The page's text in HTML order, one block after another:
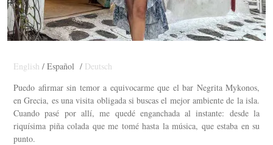
English / Español / Deutsch
Puedo afirmar sin temor a equivocarme que el bar Negrita Mykonos,
en Grecia, es una visita obligada si buscas el mejor ambiente de la isla.
Cuando pasé por allí, me quedé enganchada al instante: desde la
riquísima piña colada que me tomé hasta la música, que estaba en su
punto.